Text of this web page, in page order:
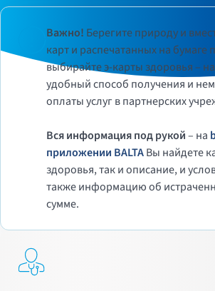
Важно! Берегите природу и
карт и распечатанных на бумаге
выбирайте э-карты здоровья –
удобный способ получения и
оплаты услуг в партнерских
Вся информация под рукой– на
приложении BALTAВы найдете
здоровья, так и описание, и
также информацию об
сумме.